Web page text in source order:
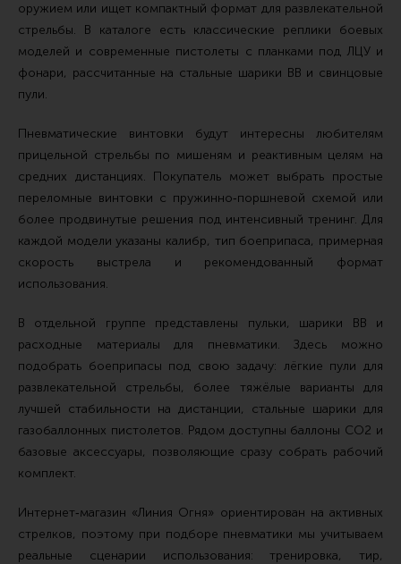
оружием или ищет компактный формат для развлекательной
стрельбы. В каталоге есть классические реплики боевых
моделей и современные пистолеты с планками под ЛЦУ и
фонари, рассчитанные на стальные шарики BB и свинцовые
пули.
Пневматические винтовки будут интересны любителям
прицельной стрельбы по мишеням и реактивным целям на
средних дистанциях. Покупатель может выбрать простые
переломные винтовки с пружинно‑поршневой схемой или
более продвинутые решения под интенсивный тренинг. Для
каждой модели указаны калибр, тип боеприпаса, примерная
скорость выстрела и рекомендованный формат
использования.
В отдельной группе представлены пульки, шарики BB и
расходные материалы для пневматики. Здесь можно
подобрать боеприпасы под свою задачу: лёгкие пули для
развлекательной стрельбы, более тяжёлые варианты для
лучшей стабильности на дистанции, стальные шарики для
газобаллонных пистолетов. Рядом доступны баллоны CO2 и
базовые аксессуары, позволяющие сразу собрать рабочий
комплект.
Интернет‑магазин «Линия Огня» ориентирован на активных
стрелков, поэтому при подборе пневматики мы учитываем
реальные сценарии использования: тренировка, тир,